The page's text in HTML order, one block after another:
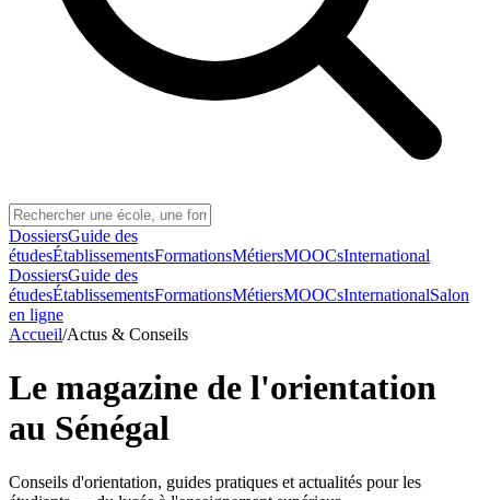
DossiersGuide des
étudesÉtablissementsFormationsMétiersMOOCsInternational
DossiersGuide des
étudesÉtablissementsFormationsMétiersMOOCsInternationalSalon
en ligne
Accueil/Actus & Conseils
Le magazine de l'orientation
au Sénégal
Conseils d'orientation, guides pratiques et actualités pour les